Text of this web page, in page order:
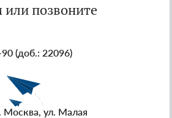
позвоните
(доб.: 22096)
Москва, ул. Малая